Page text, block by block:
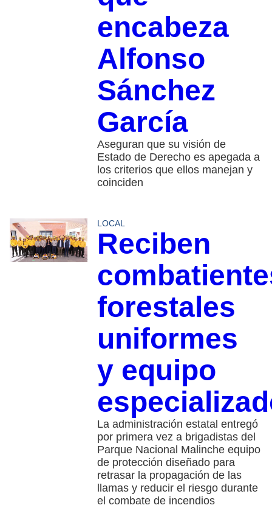
encabeza
Alfonso
Sánchez
García
Aseguran que su visión de
Estado de Derecho es apegada a
los criterios que ellos manejan y
coinciden
LOCAL
Reciben
forestales
uniformes
y equipo
La administración estatal entregó
por primera vez a brigadistas del
Parque Nacional Malinche equipo
de protección diseñado para
retrasar la propagación de las
llamas y reducir el riesgo durante
el combate de incendios